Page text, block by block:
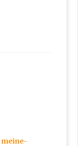
meine-